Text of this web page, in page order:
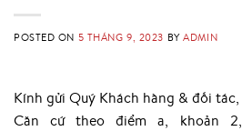
POSTED ON 5 THÁNG 9, 2023 BYADMIN
Kính gửi Quý Khách hàng & đối tác,
Căn cứ theo điểm a, khoản